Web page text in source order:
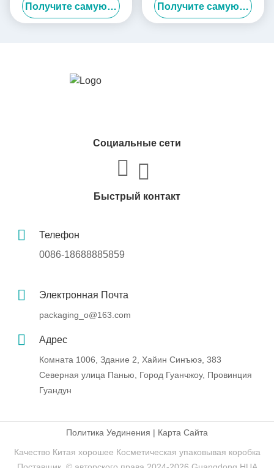
сумки с логотипомПолучите самую лучшую цену
пользовательским
логотипом с ручкой для
Получите самую лучшую цену
Социальные сети
Быстрый контакт
Телефон
0086-18688885859
Электронная Почта
packaging_o@163.com
Адрес
Комната 1006, Здание 2, Хайин Синъюэ, 383
Северная улица Панью, Город Гуанчжоу, Провинция
Гуандун
Политика Уединения | Карта Сайта
Качество Китая хорошее Косметическая упаковывая коробка